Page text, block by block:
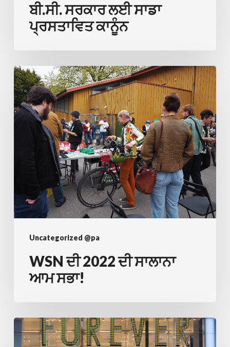
ਪ੍ਰਸਤਾਵਿਤ
ਕਾਨੂੰਨ
ਬੀ.ਸੀ. ਸਰਕਾਰ ਲਈ ਸਾਡਾ
ਪ੍ਰਸਤਾਵਿਤ ਕਾਨੂੰਨ
Uncategorized @pa
WSN
ਦੀ
2022
ਦੀ
WSN ਦੀ 2022 ਦੀ ਸਾਲਾਨਾ
ਆਮ ਸਭਾ!
ਪ੍ਰਚੂਨ
ਕਾਮੇ